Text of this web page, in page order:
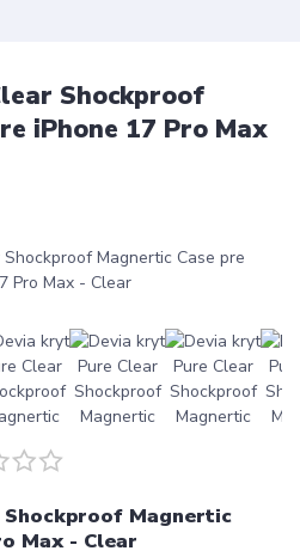
Shockproof
iPhone 17 Pro Max
Magnertic
Max - Clear